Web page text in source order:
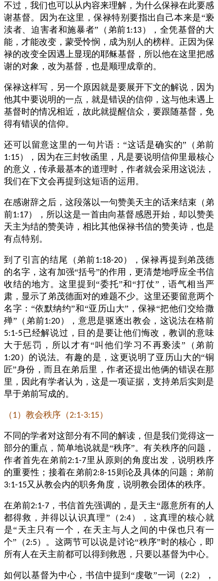
不过，我们也可以从内容来理解，为什么保禄在此要感
谢基督。因为在这里，保禄特别要指出自己本来是“亵
渎者、迫害者和施暴者”（弟前1:13），全凭基督的大
能，才能改变，蒙受怜悯，成为别人的榜样。正因为保
禄的改变全因遇上显现的耶稣基督，所以他在这里把感
谢的对象，改为基督，也是顺理成章的。
保禄这样写，另一个原因就是要展开下文的解说，因为
他其中要说明的一点，就是错误的信仰，这与他未遇上
基督时的情况相近，故此就提醒信众，要跟随基督，免
得有错误的信仰。
还可以留意这里的一句片语：“这话是确实的”（弟前
1:15 ），因为在三封牧函里，凡是要说明信仰里最核心
的意义，传承最基本的道理时，作者就会采用这说法，
我们在下文会再提到这短语的运用。
在感谢辞之后，这段落以一句赞美天主的话来结束（弟
前1:17），所以这是一首由向基督感恩开始，却以赞美
天主为结的赞美诗，相比其他保禄书信的赞美诗，也是
有点特别。
到了引言的结尾（弟前1:18-20 ），保禄再提到弟茂德
的名字，这有加强“括号”的作用，更清楚地呼应全书信
收结的地方。这里提到“委托”和“打仗”，语气相当严
肃，显示了弟茂德面对的难题不少。这里还要留意两个
名字：“依默纳约”和“亚历山大”，保禄“把他们交给撒
殚”（弟前1:20 ），意思是驱逐出教会，这说法在格前
5:1-5已经解说过，目的是要让他们悔改，教训的意味
大于惩罚，所以才有“叫他们学习不再亵渎”（弟前
1:20 ）的说法。有趣的是，这更说明了亚历山大的“铜
匠”身份，而且在弟后里，作者还提出他俩的错误在那
里，因此有学者认为，这是一项证据，支持弟后实则是
早于弟前写成的。
（ 1）教会秩序（2:1-3:15 ）
不同的学者对这部分有不同的解读，但是我们觉得这一
部分的重点，简单地说就是“秩序”。有关秩序的问题，
作者首先在弟前2:1-7里从原则的角度出发，说明秩序
的重要性；接着在弟前2:8-15 则论及具体的问题；弟前
3:1-15又从教会内的职务角度，说明教会团体的秩序。
在弟前2:1-7 ，书信首先强调的，是天主“愿意所有的人
都得救，并得以认识真理”（ 2:4），这真理的核心就
是“天主只有一个，在天主与人之间的中保也只有一
个”（2:5 ）。这两节可以说是讨论“秩序”时的核心，即
所有人在天主前都可以得到救恩，只要以基督为中心。
如何以基督为中心，书信中提到“虔敬”一词（ 2:2），